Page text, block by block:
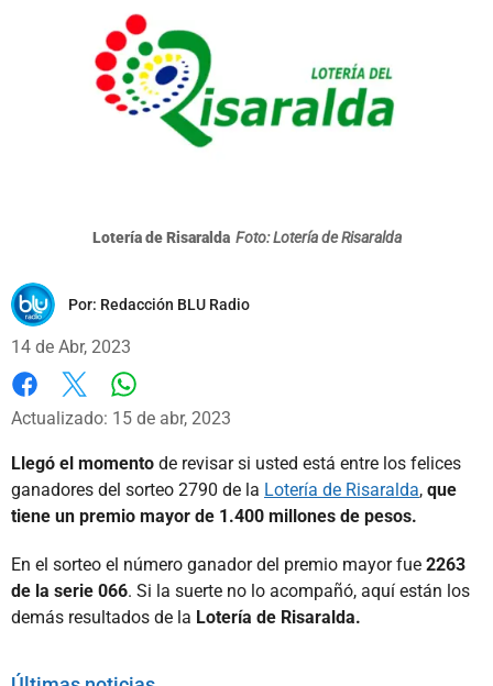
Lotería de Risaralda Foto: Lotería de Risaralda
Por: Redacción BLU Radio
14 de Abr, 2023
Facebook
X
Actualizado: 15 de abr, 2023
Llegó el momento de revisar si usted está entre los felices
ganadores del sorteo 2790 de la Lotería de Risaralda, que
tiene un premio mayor de 1.400 millones de pesos.
En el sorteo el número ganador del premio mayor fue 2263
de la serie 066. Si la suerte no lo acompañó, aquí están los
demás resultados de la Lotería de Risaralda.